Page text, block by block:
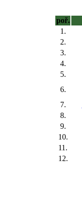
poř.
1.
2.
3.
4.
5.
6.
7.
8.
9.
10.
11.
12.